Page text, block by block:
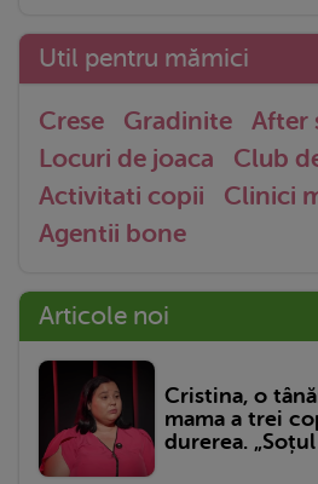
Util pentru mămici
Crese Gradinite After
Locuri de joaca
Club
Activitati copii
Clinici
Agentii bone
Articole noi
Cristina, o
mama a trei
durerea.